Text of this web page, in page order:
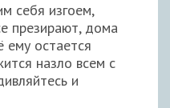
себя изгоем,
презирают, дома
остается
назло всем с
и